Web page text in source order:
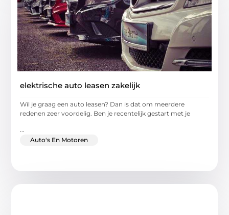
elektrische auto leasen zakelijk
Wil je graag een auto leasen? Dan is dat om meerdere
redenen zeer voordelig. Ben je recentelijk gestart met je
Auto's En Motoren